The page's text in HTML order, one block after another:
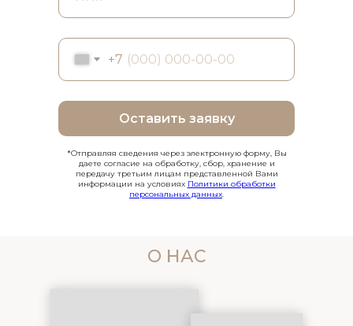
+7
Оставить заявку
*Отправляя сведения через электронную форму, Вы
даете согласие на обработку, сбор, хранение и
передачу третьим лицам представленной Вами
информации на условиях Политики обработки
персональных данных.
О НАС